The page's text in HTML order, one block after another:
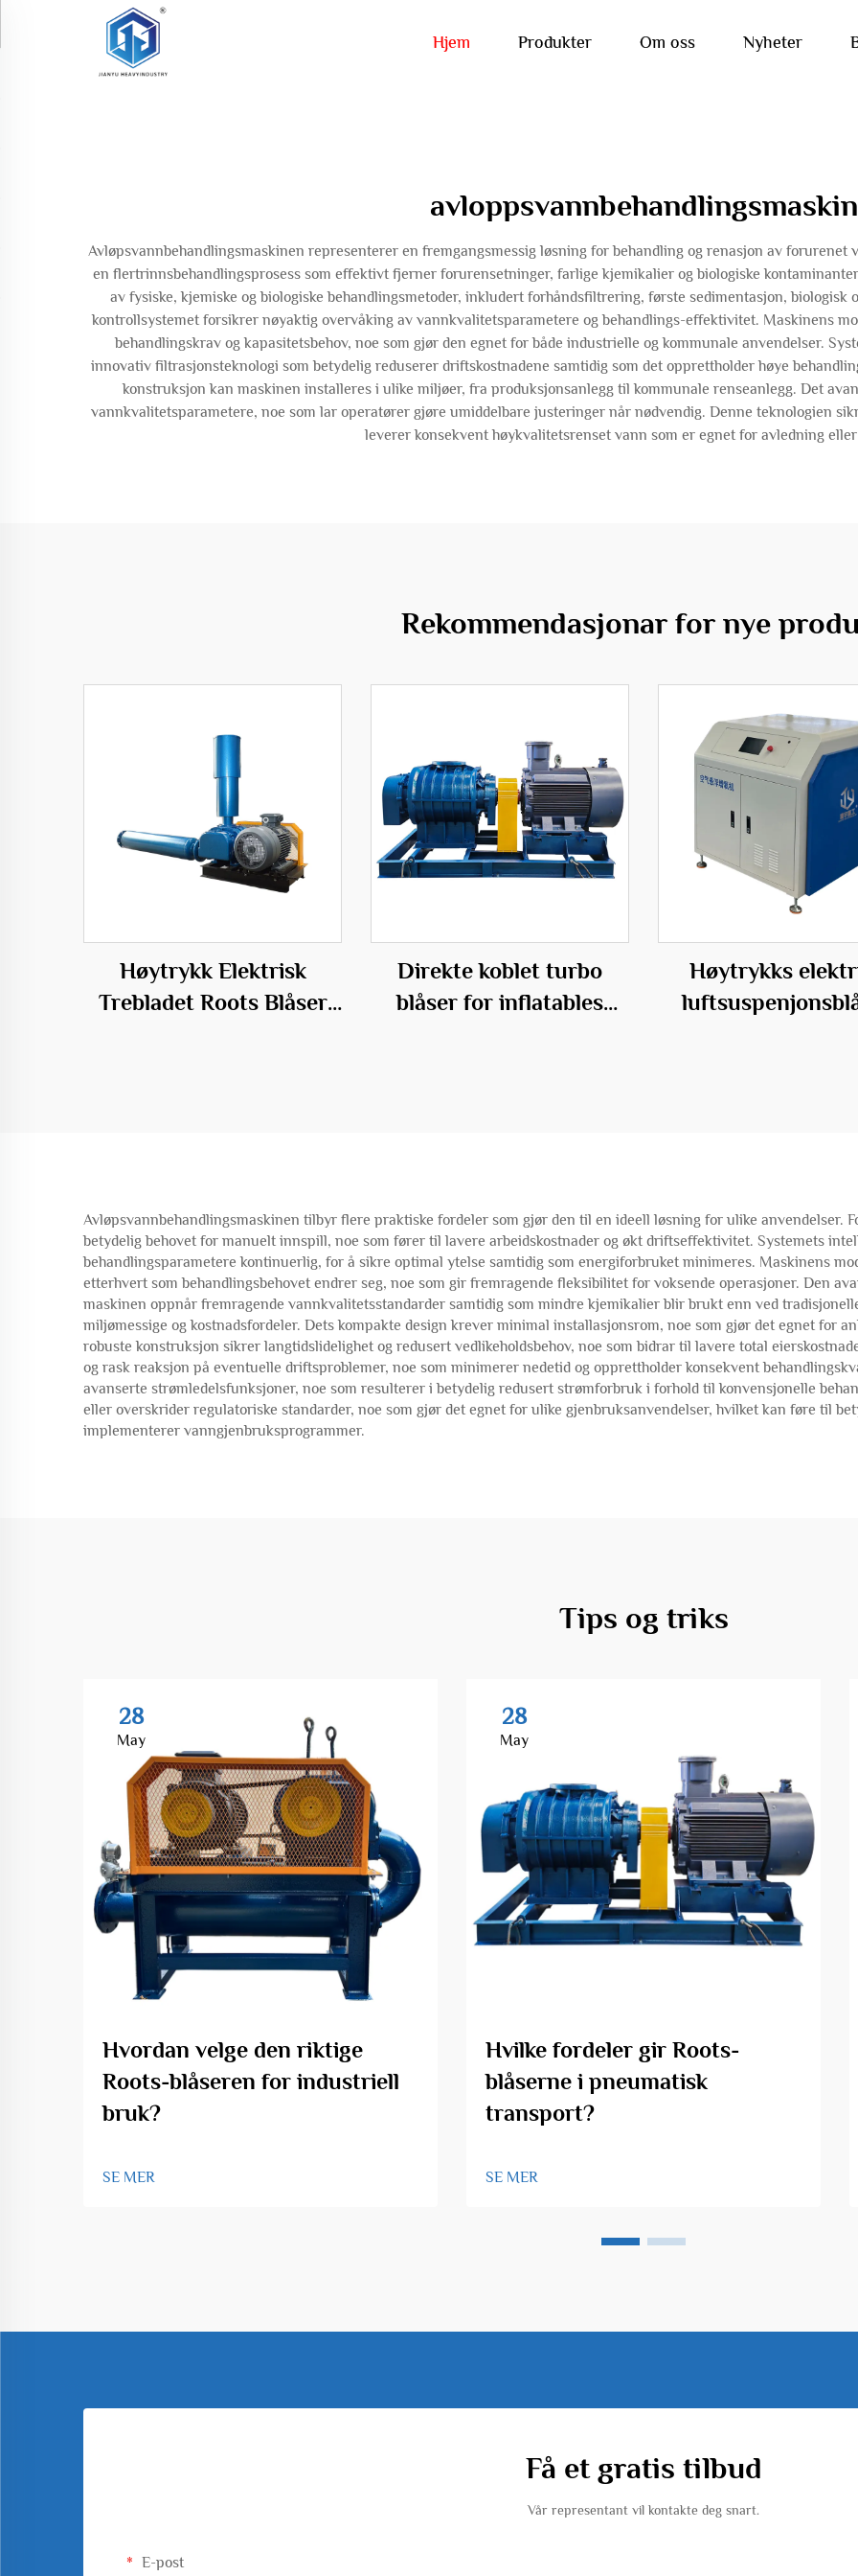
Hjem Produkter Om oss Nyheter
avloppsvannbehandlingsmaskin
Avløpsvannbehandlingsmaskinen representerer en fremgangsmessig løsning for behandling og renasjon av
en flertrinnsbehandlingsprosess som effektivt fjerner forurensetninger, farlige kjemikalier og biologiske
av fysiske, kjemiske og biologiske behandlingsmetoder, inkludert forhåndsfiltrering, første sedimentasjon,
kontrollsystemet forsikrer nøyaktig overvåking av vannkvalitetsparametere og behandlings-effektivitet. Maskinens
behandlingskrav og kapasitetsbehov, noe som gjør den egnet for både industrielle og kommunale anvendelser.
innovativ filtrasjonsteknologi som betydelig reduserer driftskostnadene samtidig som det opprettholder høye
konstruksjon kan maskinen installeres i ulike miljøer, fra produksjonsanlegg til kommunale renseanlegg. Det
vannkvalitetsparametere, noe som lar operatører gjøre umiddelbare justeringer når nødvendig. Denne teknologien
leverer konsekvent høykvalitetsrenset vann som er egnet for avledning
Rekommendasjonar for nye
Høytrykk Elektrisk
Trebladet Roots Blåser
Direkte koblet turbo
blåser for inflatables
Høytrykks
Avløpsvannbehandlingsmaskinen tilbyr flere praktiske fordeler som gjør den til en ideell løsning for ulike anvendelser.
betydelig behovet for manuelt innspill, noe som fører til lavere arbeidskostnader og økt driftseffektivitet. Systemets
behandlingsparametere kontinuerlig, for å sikre optimal ytelse samtidig som energiforbruket minimeres. Maskinens
etterhvert som behandlingsbehovet endrer seg, noe som gir fremragende fleksibilitet for voksende operasjoner. Den
maskinen oppnår fremragende vannkvalitetsstandarder samtidig som mindre kjemikalier blir brukt enn ved
miljømessige og kostnadsfordeler. Dets kompakte design krever minimal installasjonsrom, noe som gjør det egnet for
robuste konstruksjon sikrer langtidslidelighet og redusert vedlikeholdsbehov, noe som bidrar til lavere total
og rask reaksjon på eventuelle driftsproblemer, noe som minimerer nedetid og opprettholder konsekvent
avanserte strømledelsfunksjoner, noe som resulterer i betydelig redusert strømforbruk i forhold til konvensjonelle
eller overskrider regulatoriske standarder, noe som gjør det egnet for ulike gjenbruksanvendelser, hvilket kan føre til
implementerer vanngjenbruksprogrammer.
Tips og triks
28
May
Hvordan velge den riktige
Roots-blåseren for industriell
bruk?
SE MER
28
May
Hvilke fordeler gir Roots-
blåserne i pneumatisk
transport?
SE MER
Få et gratis tilbud
Vår representant vil kontakte deg snart.
E-post